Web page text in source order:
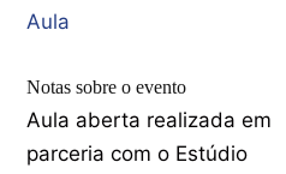
Aula
Notas sobre o evento
Aula aberta realizada em
parceria com o Estúdio